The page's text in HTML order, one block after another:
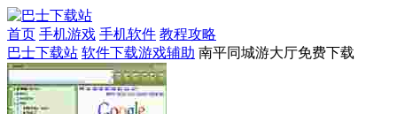
首页 手机游戏 手机软件 教程攻略
巴士下载站 软件下载游戏辅助 南平同城游大厅免费下载